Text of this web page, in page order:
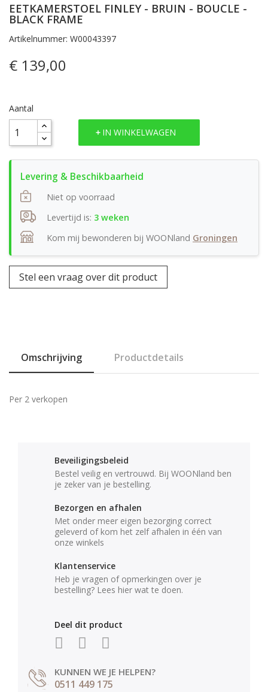
EETKAMERSTOEL FINLEY - BRUIN - BOUCLE -
BLACK FRAME
Artikelnummer: W00043397
€ 139,00
Aantal
IN WINKELWAGEN
Niet op voorraad
Levertijd is: 3 weken
Kom mij bewonderen bij WOONland Groningen
Stel een vraag over dit product
Omschrijving Productdetails
Per 2 verkopen
Beveiligingsbeleid
Bestel veilig en vertrouwd. Bij WOONland ben
je zeker van je bestelling.
Bezorgen en afhalen
Met onder meer eigen bezorging correct
geleverd of kom het zelf afhalen in één van
onze winkels
Klantenservice
Heb je vragen of opmerkingen over je
bestelling? Lees hier wat te doen.
Deel dit product
KUNNEN WE JE HELPEN?
0511 449 175